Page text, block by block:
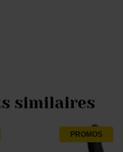
similaires
PROMOS